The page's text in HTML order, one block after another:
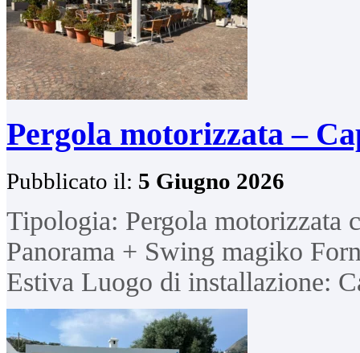
Pergola motorizzata –
Pubblicato il: 5 Giugno 2026
Tipologia: Pergola motorizzata
Panorama + Swing magiko
Estiva Luogo di installazione: